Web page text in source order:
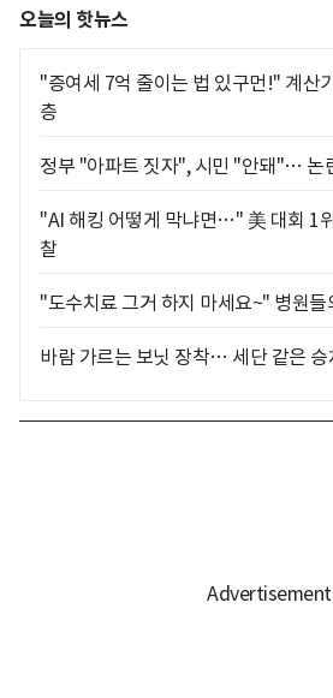
오늘의 핫뉴스
"증여세 7억 줄이는 법 있구먼!" 계산
층
정부 "아파트 짓자", 시민 "안돼"… 논
"AI 해킹 어떻게 막냐면…" 美 대회 1
찰
"도수치료 그거 하지 마세요~" 병원들
바람 가르는 보닛 장착… 세단 같은 승